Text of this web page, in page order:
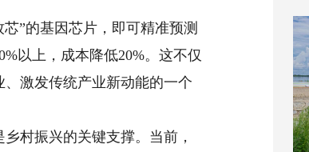
”的基因芯片，即可精准预测
以上，成本降低20%。这不仅
激发传统产业新动能的一个
村振兴的关键支撑。当前，